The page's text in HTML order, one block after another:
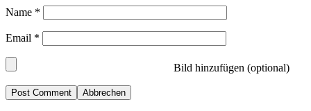
Name *
Email *
Bild hinzufügen (optional)
Abbrechen